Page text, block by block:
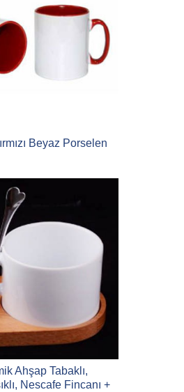
Beyaz Porselen
Ahşap Tabaklı,
Nescafe Fincanı +